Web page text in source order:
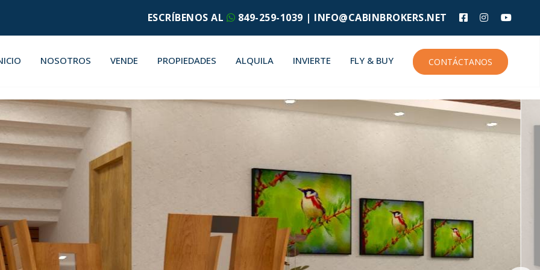
ESCRÍBENOS AL 849-259-1039 | INFO@CABINBROKERS.NET
NOSOTROS VENDE PROPIEDADES ALQUILA INVIERTE FLY & BUY CONTÁCTANOS